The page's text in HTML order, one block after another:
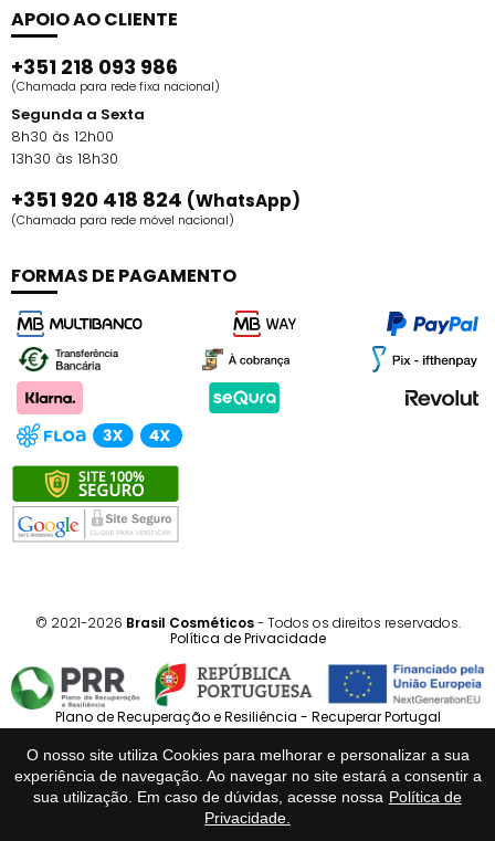
O nosso site utiliza Cookies para melhorar e personalizar a sua
experiência de navegação. Ao navegar no site estará a consentir a
sua utilização. Em caso de dúvidas, acesse nossa Política de
Privacidade.
APOIO AO CLIENTE
+351 218 093 986
(Chamada para rede fixa nacional)
Segunda a Sexta
8h30 às 12h00
13h30 às 18h30
+351 920 418 824 (WhatsApp)
(Chamada para rede móvel nacional)
FORMAS DE PAGAMENTO
© 2021-2026 Brasil Cosméticos- Todos os direitos reservados.
Política de Privacidade
Plano de Recuperação e Resiliência - Recuperar Portugal
Português Español